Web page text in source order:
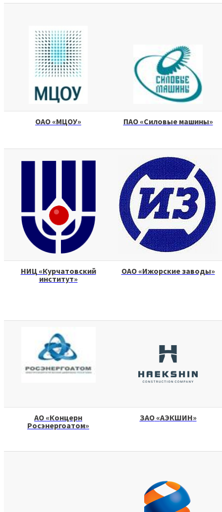
ОАО «МЦОУ» ПАО «Силовые машины»
НИЦ«Курчатовский
институт»
ОАО«Ижорские заводы»
АО «Концерн
Росэнергоатом»
ЗАО«АЭКШИН»